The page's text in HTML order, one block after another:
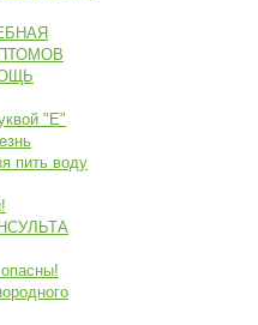
"E"
пить воду